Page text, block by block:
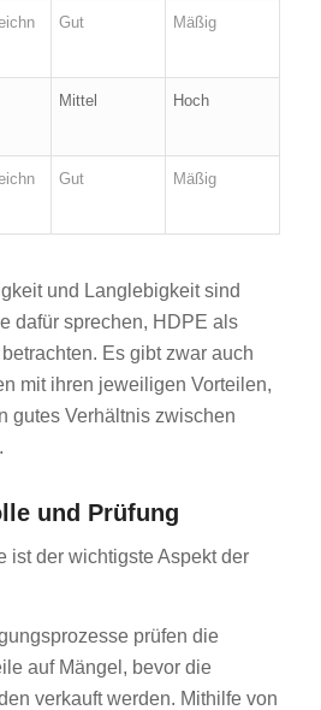
Gut Mäßig
Mittel Hoch
Gut Mäßig
und Langlebigkeit sind
dafür sprechen, HDPE als
Es gibt zwar auch
mit ihren jeweiligen Vorteilen,
gutes Verhältnis zwischen
und Prüfung
ist der wichtigste Aspekt der
prüfen die
auf Mängel, bevor die
verkauft werden. Mithilfe von